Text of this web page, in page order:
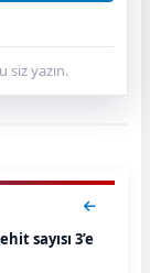
siz yazın.
sayısı 3’e